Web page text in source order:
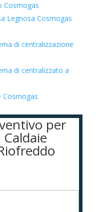
Cosmogas
Legnosa Cosmogas
di centralizzazione
di centralizzato a
Cosmogas
per